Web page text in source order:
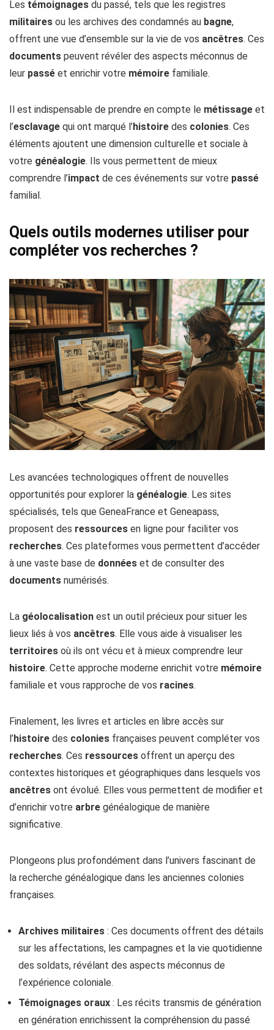
Les témoignages du passé, tels que les registres
militaires ou les archives des condamnés au bagne,
offrent une vue d’ensemble sur la vie de vos ancêtres. Ces
documents peuvent révéler des aspects méconnus de
leur passé et enrichir votre mémoire familiale.
Il est indispensable de prendre en compte le métissage et
l’esclavage qui ont marqué l’histoire des colonies. Ces
éléments ajoutent une dimension culturelle et sociale à
votre généalogie. Ils vous permettent de mieux
comprendre l’impact de ces événements sur votre passé
familial.
Quels outils modernes utiliser pour
compléter vos recherches ?
Les avancées technologiques offrent de nouvelles
opportunités pour explorer la généalogie. Les sites
spécialisés, tels que GeneaFrance et Geneapass,
proposent des ressources en ligne pour faciliter vos
recherches. Ces plateformes vous permettent d’accéder
à une vaste base de données et de consulter des
documents numérisés.
La géolocalisation est un outil précieux pour situer les
lieux liés à vos ancêtres. Elle vous aide à visualiser les
territoires où ils ont vécu et à mieux comprendre leur
histoire. Cette approche moderne enrichit votre mémoire
familiale et vous rapproche de vos racines.
Finalement, les livres et articles en libre accès sur
l’histoire des colonies françaises peuvent compléter vos
recherches. Ces ressources offrent un aperçu des
contextes historiques et géographiques dans lesquels vos
ancêtres ont évolué. Elles vous permettent de modifier et
d’enrichir votre arbre généalogique de manière
significative.
Plongeons plus profondément dans l’univers fascinant de
la recherche généalogique dans les anciennes colonies
françaises.
Archives militaires : Ces documents offrent des détails
sur les affectations, les campagnes et la vie quotidienne
des soldats, révélant des aspects méconnus de
l’expérience coloniale.
Témoignages oraux : Les récits transmis de génération
en génération enrichissent la compréhension du passé